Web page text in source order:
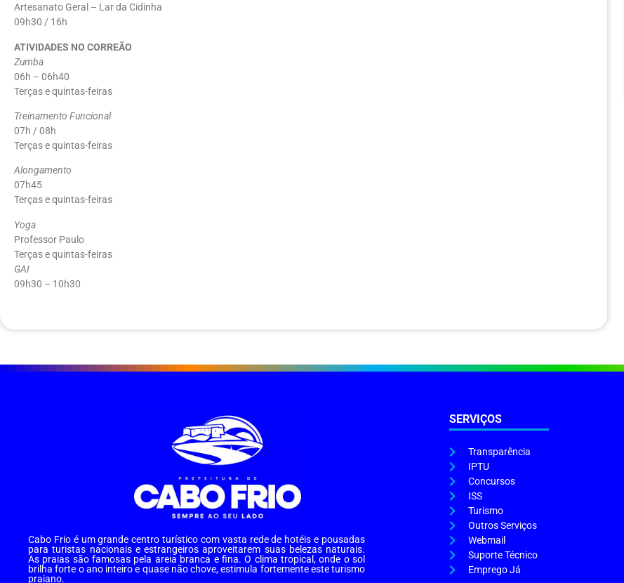
Artesanato Geral – Lar da Cidinha
09h30 / 16h
ATIVIDADES NO CORREÃO
Zumba
06h – 06h40
Terças e quintas-feiras
Treinamento Funcional
07h / 08h
Terças e quintas-feiras
Alongamento
07h45
Terças e quintas-feiras
Yoga
Professor Paulo
Terças e quintas-feiras
GAI
09h30 – 10h30
Cabo Frio é um grande centro turístico com vasta rede de hotéis e pousadas
para turistas nacionais e estrangeiros aproveitarem suas belezas naturais.
As praias são famosas pela areia branca e fina. O clima tropical, onde o sol
brilha forte o ano inteiro e quase não chove, estimula fortemente este turismo
praiano.
SERVIÇOS
Transparência
IPTU
Concursos
ISS
Turismo
Outros Serviços
Webmail
Suporte Técnico
Emprego Já